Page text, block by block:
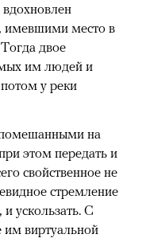
имевшими место в
двое
им людей и
у реки
помешанными на
этом передать и
свойственное не
стремление
ускользать. С
виртуальной